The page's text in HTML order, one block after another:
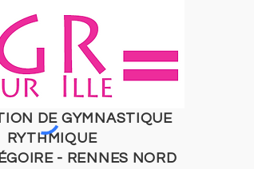
DE GYMNASTIQUE
RYTHMIQUE
- RENNES NORD